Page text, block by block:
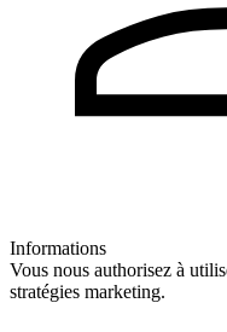
Informations
Vous nous authorisez à
stratégies marketing.